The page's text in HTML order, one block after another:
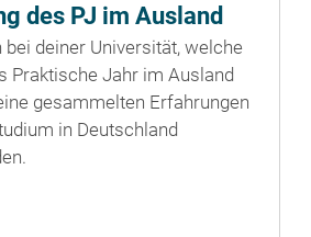
des PJ im Ausland
deiner Universität, welche
Praktische Jahr im Ausland
gesammelten Erfahrungen
in Deutschland